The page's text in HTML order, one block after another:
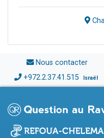
Nous contacter
+972.2.37.41.515 Israël